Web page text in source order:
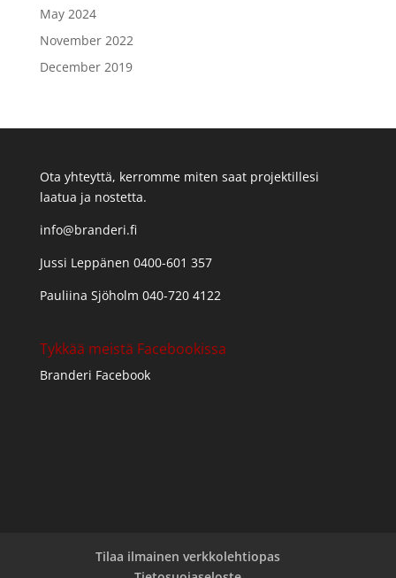
May 2024
November 2022
December 2019
Ota yhteyttä, kerromme miten saat projektillesi
laatua ja nostetta.
info@branderi.fi
Jussi Leppänen 0400-601 357
Pauliina Sjöholm 040-720 4122
Tykkää meistä Facebookissa
Branderi Facebook
Tilaa ilmainen verkkolehtiopas